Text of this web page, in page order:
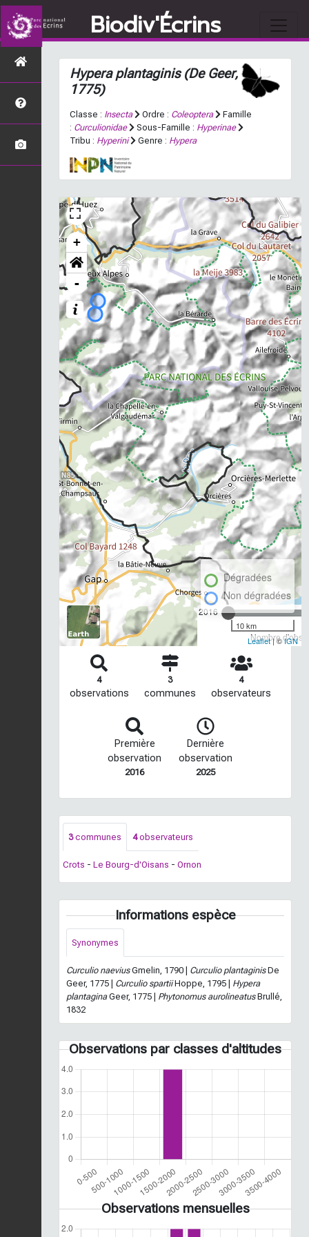
Biodiv'Écrins
Hypera plantaginis(De Geer,
1775)
Classe : Insecta Ordre : Coleoptera
Famille
: Curculionidae Sous-Famille : Hyperinae
Tribu : Hyperini Genre : Hypera
+
-
2016
Nombre
Dégradées
Non dégradées
10 km
Leaflet| ©IGN
4
observations
3
communes
4
observateurs
Première
observation
2016
Dernière
observation
2025
3communes 4observateurs
Crots - Le Bourg-d'Oisans - Ornon
Informations espèce
Synonymes
Curculio naeviusGmelin, 1790 | Curculio plantaginisDe
Geer, 1775 | Curculio spartiiHoppe, 1795 | Hypera
plantaginaGeer, 1775 | Phytonomus aurolineatusBrullé,
1832
Observations par classes d'altitudes
Observations mensuelles